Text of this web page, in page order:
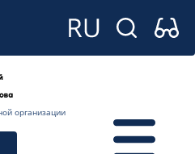
организации